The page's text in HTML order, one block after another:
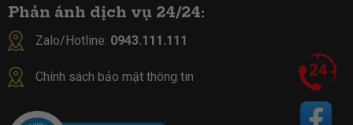
Phản ánh dịch vụ 24/24:
Zalo/Hotline: 0943.111.111
Chính sách bảo mật thông tin